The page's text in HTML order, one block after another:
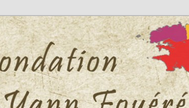
Fouéré
Fouéré